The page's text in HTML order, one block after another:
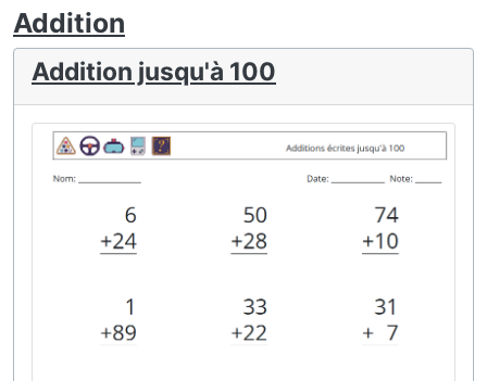
Addition
Addition jusqu'à 100